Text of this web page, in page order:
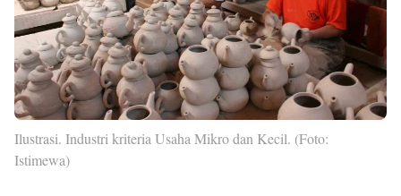
Ilustrasi. Industri kriteria Usaha Mikro dan Kecil. (Foto:
Istimewa)